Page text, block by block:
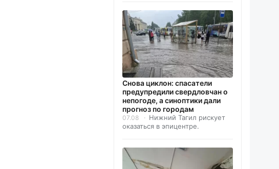
Снова циклон: спасатели
предупредили свердловчан о
непогоде, а синоптики дали
прогноз по городам
07.08
Нижний Тагил рискует
оказаться в эпицентре.